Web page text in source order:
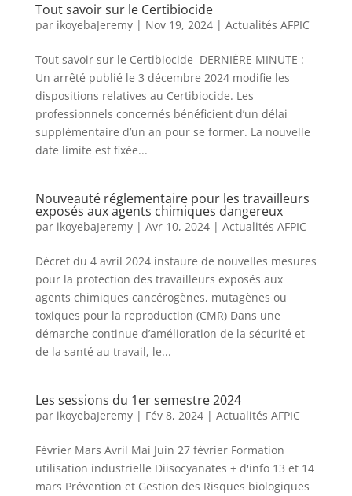
Tout savoir sur le Certibiocide
par ikoyebaJeremy| Nov 19, 2024| Actualités AFPIC
Tout savoir sur le Certibiocide DERNIÈRE MINUTE :
Un arrêté publié le 3 décembre 2024 modifie les
dispositions relatives au Certibiocide. Les
professionnels concernés bénéficient d’un délai
supplémentaire d’un an pour se former. La nouvelle
date limite est fixée...
Nouveauté réglementaire pour les travailleurs
exposés aux agents chimiques dangereux
par ikoyebaJeremy| Avr 10, 2024| Actualités AFPIC
Décret du 4 avril 2024 instaure de nouvelles mesures
pour la protection des travailleurs exposés aux
agents chimiques cancérogènes, mutagènes ou
toxiques pour la reproduction (CMR) Dans une
démarche continue d’amélioration de la sécurité et
de la santé au travail, le...
Les sessions du 1er semestre 2024
par ikoyebaJeremy| Fév 8, 2024| Actualités AFPIC
Février Mars Avril Mai Juin 27 février Formation
utilisation industrielle Diisocyanates + d'info 13 et 14
mars Prévention et Gestion des Risques biologiques